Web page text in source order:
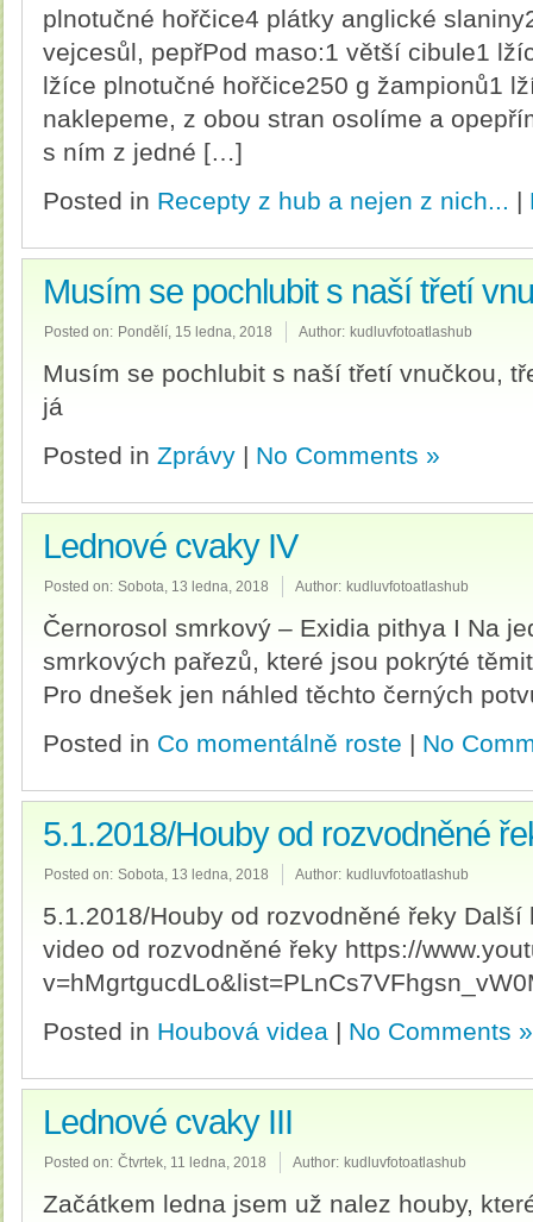
plnotučné hořčice4 plátky anglické
vejcesůl, pepřPod maso:1 větší cibule1
lžíce plnotučné hořčice250 g žampionů1
naklepeme, z obou stran osolíme a
s ním z jedné […]
Posted in Recepty z hub a nejen z nich... |
Musím se pochlubit s naší třetí
Posted on: Pondělí, 15 ledna, 2018 Author: kudluvfotoatlashub
Musím se pochlubit s naší třetí vnučkou,
já
Posted in Zprávy | No Comments »
Lednové cvaky IV
Posted on: Sobota, 13 ledna, 2018 Author: kudluvfotoatlashub
Černorosol smrkový – Exidia pithya I Na
smrkových pařezů, které jsou pokrýté
Pro dnešek jen náhled těchto černých
Posted in Co momentálně roste | No
5.1.2018/Houby od rozvodněné
Posted on: Sobota, 13 ledna, 2018 Author: kudluvfotoatlashub
5.1.2018/Houby od rozvodněné řeky
video od rozvodněné řeky https://
Posted in Houbová videa | No Comments »
Lednové cvaky III
Posted on: Čtvrtek, 11 ledna, 2018 Author: kudluvfotoatlashub
Začátkem ledna jsem už nalez houby,